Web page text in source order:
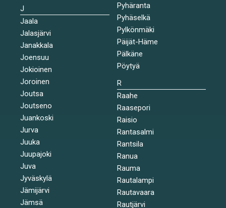
J
Jaala
Jalasjärvi
Janakkala
Joensuu
Jokioinen
Joroinen
Joutsa
Joutseno
Juankoski
Jurva
Juuka
Juupajoki
Juva
Jyväskylä
Jämijärvi
Jämsä
Pyhäranta
Pyhäselkä
Pylkönmäki
Päijät-Häme
Pälkäne
Pöytyä
R
Raahe
Raasepori
Raisio
Rantasalmi
Rantsila
Ranua
Rauma
Rautalampi
Rautavaara
Rautjärvi